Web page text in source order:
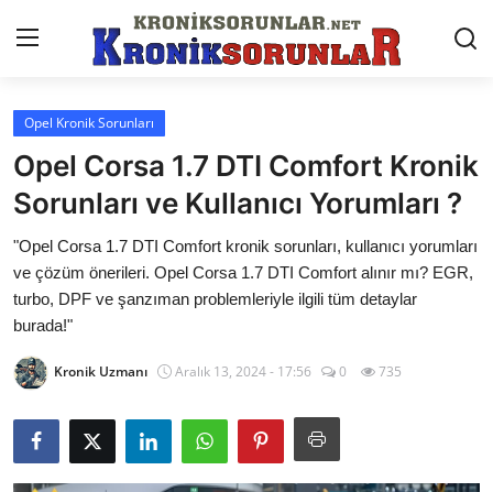
Anasayfa
Markalar
İletişim
Trafik & Cezalar
Sigorta & Kasko
Vergi & ÖTV & MTV
Muayene & Ruhsat
Sorgulamalar
Opel Kronik Sorunları
Opel Corsa 1.7 DTI Comfort Kronik
Sorunları ve Kullanıcı Yorumları ?
"Opel Corsa 1.7 DTI Comfort kronik sorunları, kullanıcı yorumları
ve çözüm önerileri. Opel Corsa 1.7 DTI Comfort alınır mı? EGR,
turbo, DPF ve şanzıman problemleriyle ilgili tüm detaylar
burada!"
Kronik Uzmanı Aralık 13, 2024 - 17:56 0 735